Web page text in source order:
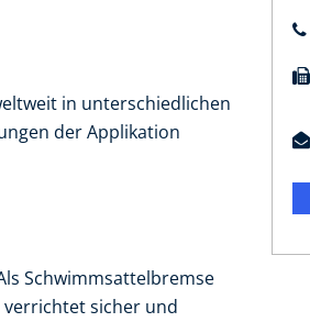
in unterschiedlichen
der Applikation
Schwimmsattelbremse
verrichtet sicher und